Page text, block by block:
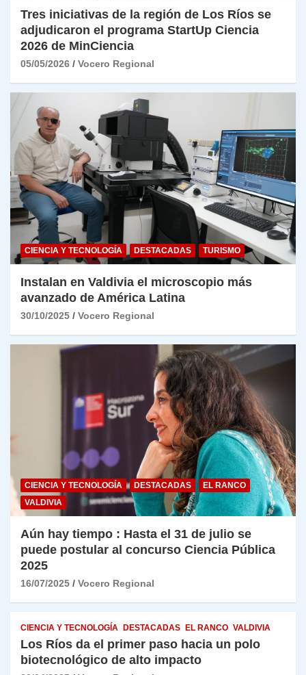
Tres iniciativas de la región de Los Ríos se
adjudicaron el programa StartUp Ciencia
2026 de MinCiencia
05/05/2026 Vocero Regional
CIENCIA Y TECNOLOGÍA DESTACADAS TURISMO
Instalan en Valdivia el microscopio más
avanzado de América Latina
30/10/2025 Vocero Regional
CIENCIA Y TECNOLOGÍA DESTACADAS
EL RANCO
VALDIVIA
Aún hay tiempo : Hasta el 31 de julio se
puede postular al concurso Ciencia Pública
2025
16/07/2025 Vocero Regional
CIENCIA Y TECNOLOGÍA DESTACADAS EL RANCO VALDIVIA
Los Ríos da el primer paso hacia un polo
biotecnológico de alto impacto